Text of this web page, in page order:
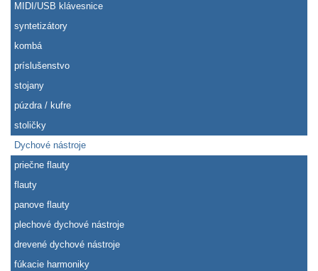
MIDI/USB klávesnice
syntetizátory
kombá
príslušenstvo
stojany
púzdra / kufre
stoličky
Dychové nástroje
priečne flauty
flauty
panove flauty
plechové dychové nástroje
drevené dychové nástroje
fúkacie harmoniky